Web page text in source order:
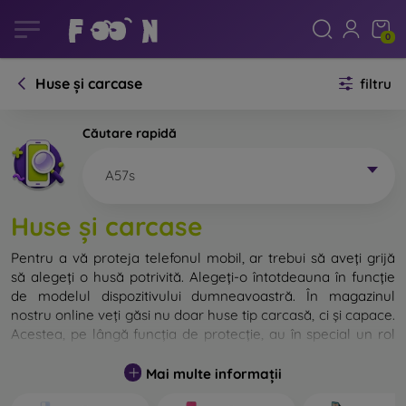
0
Huse și carcase filtru
Căutare rapidă
A57s
Huse și carcase
Pentru a vă proteja telefonul mobil, ar trebui să aveți grijă
să alegeți o husă potrivită. Alegeți-o întotdeauna în funcție
de modelul dispozitivului dumneavoastră. În magazinul
nostru online veți găsi nu doar huse tip carcasă, ci și capace.
Acestea, pe lângă funcția de protecție, au în special un rol
Capacul pentru telefon poate fi numit și capac posterior.
Mai multe informații